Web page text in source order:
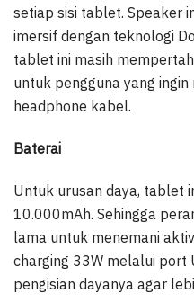
setiap sisi tablet. Speaker
imersif dengan teknologi
tablet ini masih
untuk pengguna yang
headphone kabel.
Baterai
Untuk urusan daya, tablet
10.000mAh. Sehingga
lama untuk menemani
charging 33W melalui port
pengisian dayanya agar